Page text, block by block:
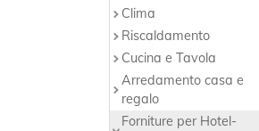
Clima
Riscaldamento
Cucina e Tavola
Arredamento casa e
regalo
Forniture per Hotel-